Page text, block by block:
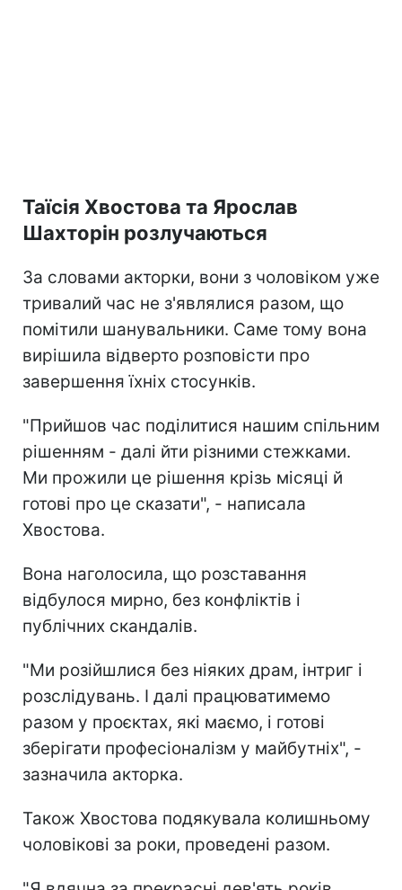
Таїсія Хвостова та Ярослав
Шахторін розлучаються
За словами акторки, вони з чоловіком уже
тривалий час не з'являлися разом, що
помітили шанувальники. Саме тому вона
вирішила відверто розповісти про
завершення їхніх стосунків.
"Прийшов час поділитися нашим спільним
рішенням - далі йти різними стежками.
Ми прожили це рішення крізь місяці й
готові про це сказати", - написала
Хвостова.
Вона наголосила, що розставання
відбулося мирно, без конфліктів і
публічних скандалів.
"Ми розійшлися без ніяких драм, інтриг і
розслідувань. І далі працюватимемо
разом у проєктах, які маємо, і готові
зберігати професіоналізм у майбутніх", -
зазначила акторка.
Також Хвостова подякувала колишньому
чоловікові за роки, проведені разом.